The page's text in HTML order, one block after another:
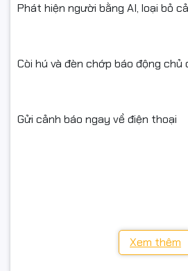
Phát hiện người bằng AI, loại bỏ
Còi hú và đèn chớp báo động chủ
Gửi cảnh báo ngay về điện thoại
Kết nối: Wifi 2.4GHz (hoặc dây
Xem thêm